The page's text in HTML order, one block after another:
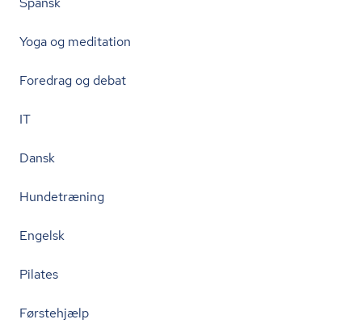
Yoga og meditation
Foredrag og debat
IT
Dansk
Hundetræning
Engelsk
Pilates
Førstehjælp